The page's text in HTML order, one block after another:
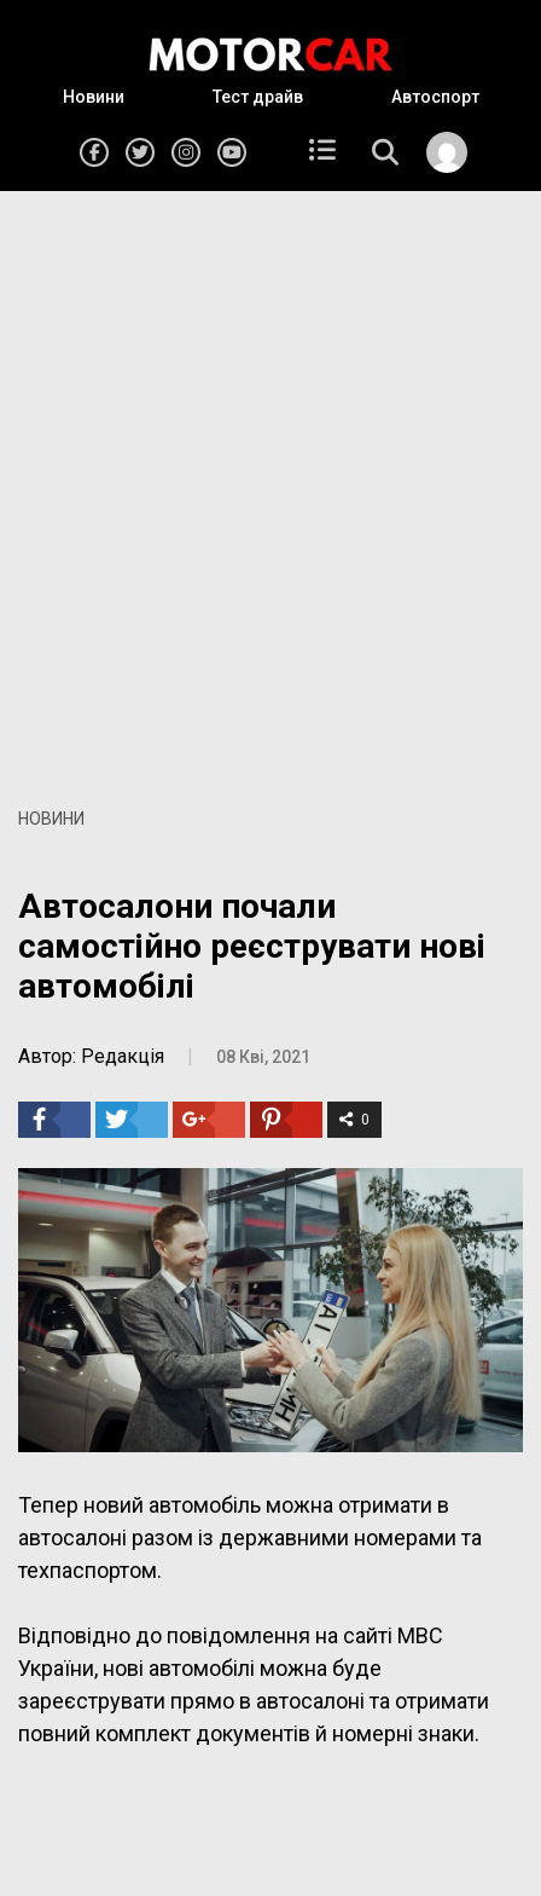
Новини Тест драйв Автоспорт
НОВИНИ
Автосалони почали
самостійно реєструвати нові
автомобілі
Автор: Редакція | 08 Кві, 2021
0
Тепер новий автомобіль можна отримати в
автосалоні разом із державними номерами та
техпаспортом.
Відповідно до повідомлення на сайті МВС
України, нові автомобілі можна буде
зареєструвати прямо в автосалоні та отримати
повний комплект документів й номерні знаки.